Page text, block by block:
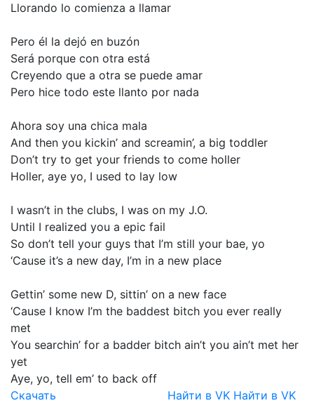
Llorando lo comienza a llamar
Pero él la dejó en buzón
Será porque con otra está
Creyendo que a otra se puede amar
Pero hice todo este llanto por nada
Ahora soy una chica mala
And then you kickin’ and screamin’, a big toddler
Don’t try to get your friends to come holler
Holler, aye yo, I used to lay low
I wasn’t in the clubs, I was on my J.O.
Until I realized you a epic fail
So don’t tell your guys that I’m still your bae, yo
‘Cause it’s a new day, I’m in a new place
Gettin’ some new D, sittin’ on a new face
‘Cause I know I’m the baddest bitch you ever really
met
You searchin’ for a badder bitch ain’t you ain’t met her
yet
Aye, yo, tell em’ to back off
Скачать
Найти в VK Найти в VK